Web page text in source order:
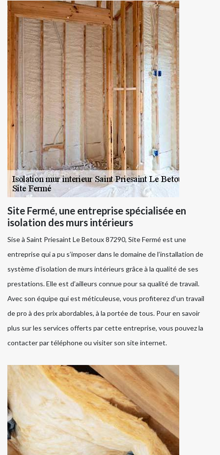
Site Fermé, une entreprise spécialisée en
isolation des murs intérieurs
Sise à Saint Priesaint Le Betoux 87290, Site Fermé est une
entreprise qui a pu s’imposer dans le domaine de l’installation de
système d’isolation de murs intérieurs grâce à la qualité de ses
prestations. Elle est d’ailleurs connue pour sa qualité de travail.
Avec son équipe qui est méticuleuse, vous profiterez d’un travail
de pro à des prix abordables, à la portée de tous. Pour en savoir
plus sur les services offerts par cette entreprise, vous pouvez la
contacter par téléphone ou visiter son site internet.